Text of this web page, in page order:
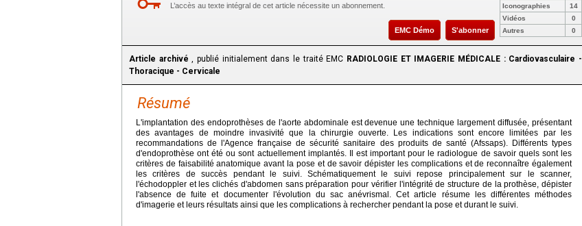
L’accès au texte intégral de cet article nécessite un abonnement.
EMC Démo S'abonner
Iconographies
14
Vidéos
0
Autres
0
Article archivé , publié initialement dans le traité EMC RADIOLOGIE ET IMAGERIE MÉDICALE : Cardiovasculaire -
Thoracique - Cervicale
Résumé
L'implantation des endoprothèses de l'aorte abdominale est devenue une technique largement diffusée, présentant
des avantages de moindre invasivité que la chirurgie ouverte. Les indications sont encore limitées par les
recommandations de l'Agence française de sécurité sanitaire des produits de santé (Afssaps). Différents types
d'endoprothèse ont été ou sont actuellement implantés. Il est important pour le radiologue de savoir quels sont les
critères de faisabilité anatomique avant la pose et de savoir dépister les complications et de reconnaître également
les critères de succès pendant le suivi. Schématiquement le suivi repose principalement sur le scanner,
l'échodoppler et les clichés d'abdomen sans préparation pour vérifier l'intégrité de structure de la prothèse, dépister
l'absence de fuite et documenter l'évolution du sac anévrismal. Cet article résume les différentes méthodes
d'imagerie et leurs résultats ainsi que les complications à rechercher pendant la pose et durant le suivi.